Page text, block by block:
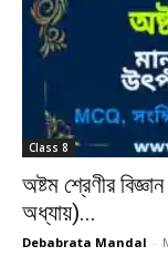
Class 8
অষ্টম শ্রেণীর
অধ্যায়)...
Debabrata Mandal -